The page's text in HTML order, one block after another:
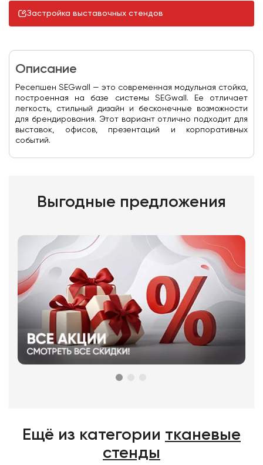
Застройка выставочных стендов
Описание
Ресепшен SEGwall — это современная модульная стойка,
построенная на базе системы SEGwall. Ее отличает
легкость, стильный дизайн и бесконечные возможности
для брендирования. Этот вариант отлично подходит для
выставок, офисов, презентаций и корпоративных
событий.
Выгодные предложения
Ещё из категории тканевые
стенды